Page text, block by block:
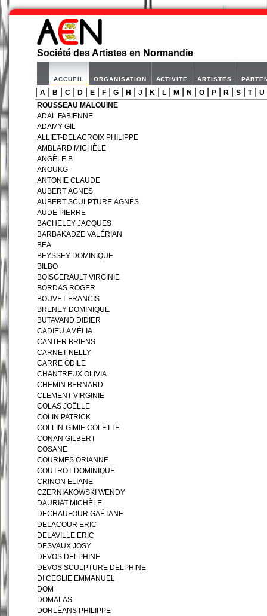
Société des Artistes en Normandie
ACCUEIL ORGANISATION ACTIVITE ARTISTES
A B C| D| E| F| G| H J K L| M| N O| P| R S| T| U
ROUSSEAU MALOUINE
ADAL FABIENNE
ADAMY GIL
ALLIET-DELACROIX PHILIPPE
AMBLARD MICHÈLE
ANGÈLE B
ANOUKG
ANTONIE CLAUDE
AUBERT AGNES
AUBERT SCULPTURE AGNÉS
AUDE PIERRE
BACHELEY JACQUES
BARBAKADZE VALÉRIAN
BEA
BEYSSEY DOMINIQUE
BILBO
BOISGERAULT VIRGINIE
BORDAS ROGER
BOUVET FRANCIS
BRENEY DOMINIQUE
BUTAVAND DIDIER
CADIEU AMÉLIA
CANTER BRIENS
CARNET NELLY
CARRE ODILE
CHANTREUX OLIVIA
CHEMIN BERNARD
CLEMENT VIRGINIE
COLAS JOËLLE
COLIN PATRICK
COLLIN-GIMIE COLETTE
CONAN GILBERT
COSANE
COURMES ORIANNE
COUTROT DOMINIQUE
CRINON ELIANE
CZERNIAKOWSKI WENDY
DAURIAT MICHÈLE
DECHAUFOUR GAÉTANE
DELACOUR ERIC
DELAVILLE ERIC
DESVAUX JOSY
DEVOS DELPHINE
DEVOS SCULPTURE DELPHINE
DI CEGLIE EMMANUEL
DOM
DOMALAS
DORLÉANS PHILIPPE